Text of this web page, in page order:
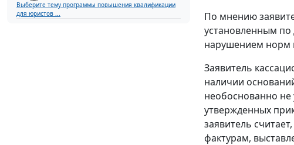
Выберите тему программы повышения квалификации
для юристов ...
По мнению
установленным по
нарушением норм
Заявитель
наличии
необоснованно
утвержденных
заявитель
фактурам,